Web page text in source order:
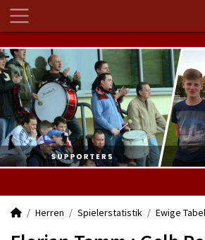
Herren Spielerstatistik Ewige